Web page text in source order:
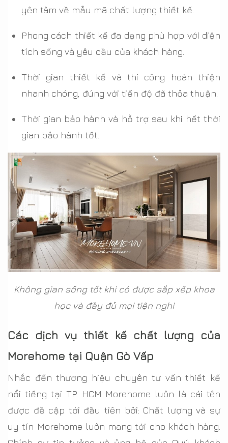
yên tâm về mẫu mã chất lượng thiết kế.
Phong cách thiết kế đa dạng phù hợp với diện
tích sống và yêu cầu của khách hàng.
Thời gian thiết kế và thi công hoàn thiện
nhanh chóng, đúng với tiến độ đã thỏa thuận.
Thời gian bảo hành và hỗ trợ sau khi hết thời
gian bảo hành tốt.
Không gian sống tốt khi có được sắp xếp khoa
học và đầy đủ mọi tiện nghi
Các dịch vụ thiết kế chất lượng của
Morehome tại Quận Gò Vấp
Nhắc đến thương hiệu chuyên tư vấn thiết kế
nổi tiếng tại TP. HCM Morehome luôn là cái tên
được đề cập tới đầu tiên bởi: Chất lượng và sự
uy tín Morehome luôn mang tới cho khách hàng.